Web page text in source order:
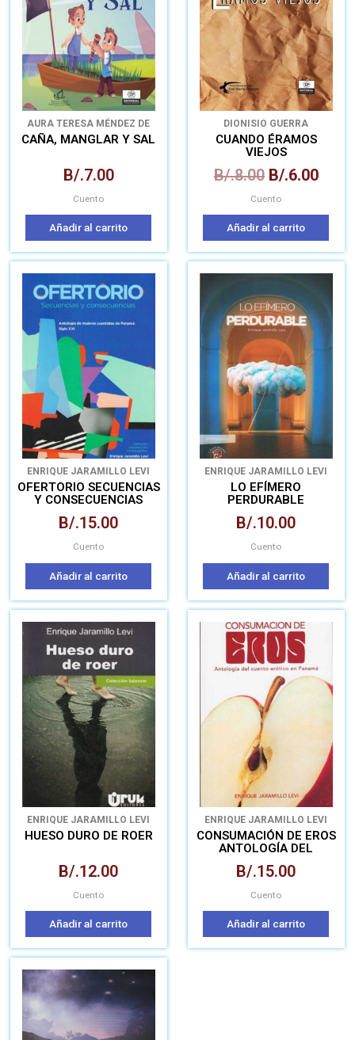
AURA TERESA MÉNDEZ DE
CANOVA
CAÑA, MANGLAR Y SAL
B/.7.00
Cuento
Añadir al carrito
DIONISIO GUERRA
CUANDO ÉRAMOS
VIEJOS
B/.8.00
B/.8.00.
B/.6.00
B/
Cuento
Añadir al carrito
ENRIQUE JARAMILLO LEVI
OFERTORIO SECUENCIAS
Y CONSECUENCIAS
MUJERES CUENTISTAS
B/.15.00
Cuento
Añadir al carrito
ENRIQUE JARAMILLO LEVI
LO EFÍMERO
PERDURABLE
B/.10.00
Cuento
Añadir al carrito
ENRIQUE JARAMILLO LEVI
HUESO DURO DE ROER
B/.12.00
Cuento
Añadir al carrito
ENRIQUE JARAMILLO LEVI
CONSUMACIÓN DE EROS
ANTOLOGÍA DEL
PANAMÁ
B/.15.00
Cuento
Añadir al carrito